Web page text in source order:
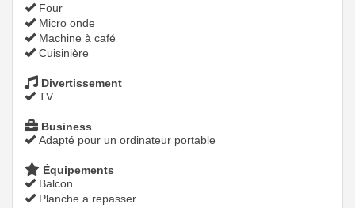
Four
Micro onde
Machine à café
Cuisinière
Divertissement
TV
Business
Adapté pour un ordinateur portable
Équipements
Balcon
Planche a repasser